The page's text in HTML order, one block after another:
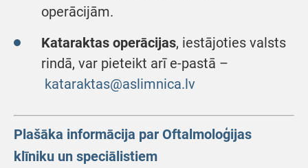
operācijām.
Kataraktas operācijas, iestājoties valsts
rindā, var pieteikt arī e-pastā –
kataraktas@aslimnica.lv
Plašāka informācija par Oftalmoloģijas
klīniku un speciālistiem